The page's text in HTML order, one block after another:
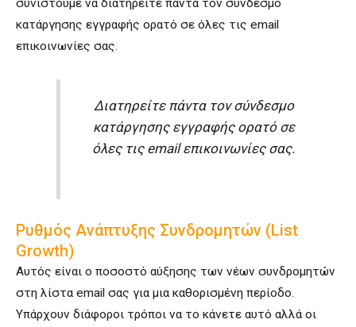
συνιστούμε να διατηρείτε πάντα τον σύνδεσμο
κατάργησης εγγραφής ορατό σε όλες τις email
επικοινωνίες σας.
Διατηρείτε πάντα τον σύνδεσμο
κατάργησης εγγραφής ορατό σε
όλες τις email επικοινωνίες σας.
Ρυθμός Ανάπτυξης Συνδρομητών (List
Growth)
Αυτός είναι ο ποσοστό αύξησης των νέων συνδρομητών
στη λίστα email σας για μια καθορισμένη περίοδο.
Υπάρχουν διάφοροι τρόποι να το κάνετε αυτό αλλά οι